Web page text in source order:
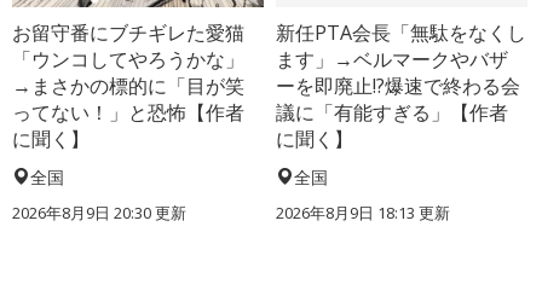
お留守番にブチギレた愛猫
「ウンコしてやろうかな」
→まさかの標的に「目が笑
ってない！」と恐怖【作者
に聞く】
全国
2026年8月9日 20:30更新
新任PTA会長「無駄をなくし
ます」→ベルマークやバザ
ーを即廃止!?爆速で終わる会
議に「有能すぎる」【作者
に聞く】
全国
2026年8月9日 18:13 更新